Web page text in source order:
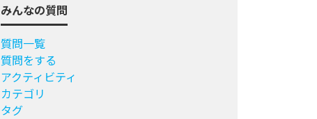
みんなの質問
質問一覧
質問をする
アクティビティ
カテゴリ
タグ